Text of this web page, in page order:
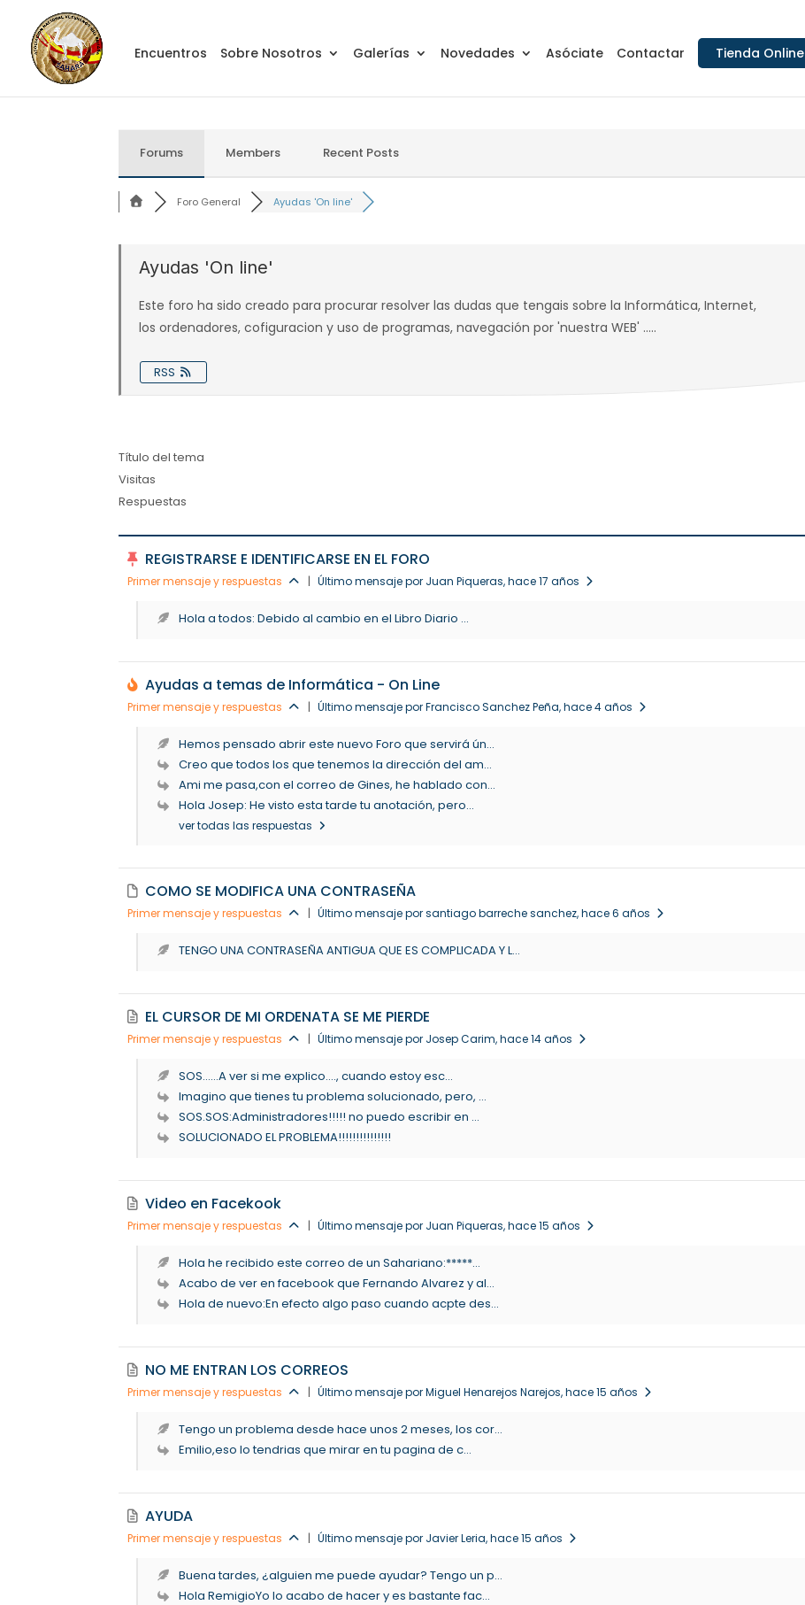
Encuentros Sobre Nosotros Galerías Novedades Asóciate Contactar Tienda Online
Forums Members Recent Posts
Foro General Ayudas 'On line'
Ayudas 'On line'
Este foro ha sido creado para procurar resolver las dudas que tengais sobre la Informática, Internet,
los ordenadores, cofiguracion y uso de programas, navegación por 'nuestra WEB' .....
RSS
Título del tema
Visitas
Respuestas
REGISTRARSE E IDENTIFICARSE EN EL FORO
Primer mensaje y respuestas | Último mensaje por Juan Piqueras, hace 17 años
Hola a todos: Debido al cambio en el Libro Diario ...
Ayudas a temas de Informática - On Line
Primer mensaje y respuestas | Último mensaje por Francisco Sanchez Peña, hace 4 años
Hemos pensado abrir este nuevo Foro que servirá ún...
Creo que todos los que tenemos la dirección del am...
Ami me pasa,con el correo de Gines, he hablado con...
Hola Josep: He visto esta tarde tu anotación, pero...
ver todas las respuestas
COMO SE MODIFICA UNA CONTRASEÑA
Primer mensaje y respuestas | Último mensaje por santiago barreche sanchez, hace 6 años
TENGO UNA CONTRASEÑA ANTIGUA QUE ES COMPLICADA Y L...
EL CURSOR DE MI ORDENATA SE ME PIERDE
Primer mensaje y respuestas | Último mensaje por Josep Carim, hace 14 años
SOS......A ver si me explico...., cuando estoy esc...
Imagino que tienes tu problema solucionado, pero, ...
SOS.SOS:Administradores!!!!! no puedo escribir en ...
SOLUCIONADO EL PROBLEMA!!!!!!!!!!!!!!!
Video en Facekook
Primer mensaje y respuestas | Último mensaje por Juan Piqueras, hace 15 años
Hola he recibido este correo de un Sahariano:*****...
Acabo de ver en facebook que Fernando Alvarez y al...
Hola de nuevo:En efecto algo paso cuando acpte des...
NO ME ENTRAN LOS CORREOS
Primer mensaje y respuestas | Último mensaje por Miguel Henarejos Narejos, hace 15 años
Tengo un problema desde hace unos 2 meses, los cor...
Emilio,eso lo tendrias que mirar en tu pagina de c...
AYUDA
Primer mensaje y respuestas | Último mensaje por Javier Leria, hace 15 años
Buena tardes, ¿alguien me puede ayudar? Tengo un p...
Hola RemigioYo lo acabo de hacer y es bastante fac...